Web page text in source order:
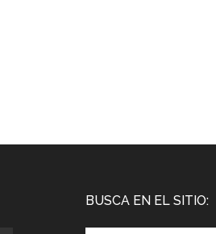
BUSCA EN EL SITIO: